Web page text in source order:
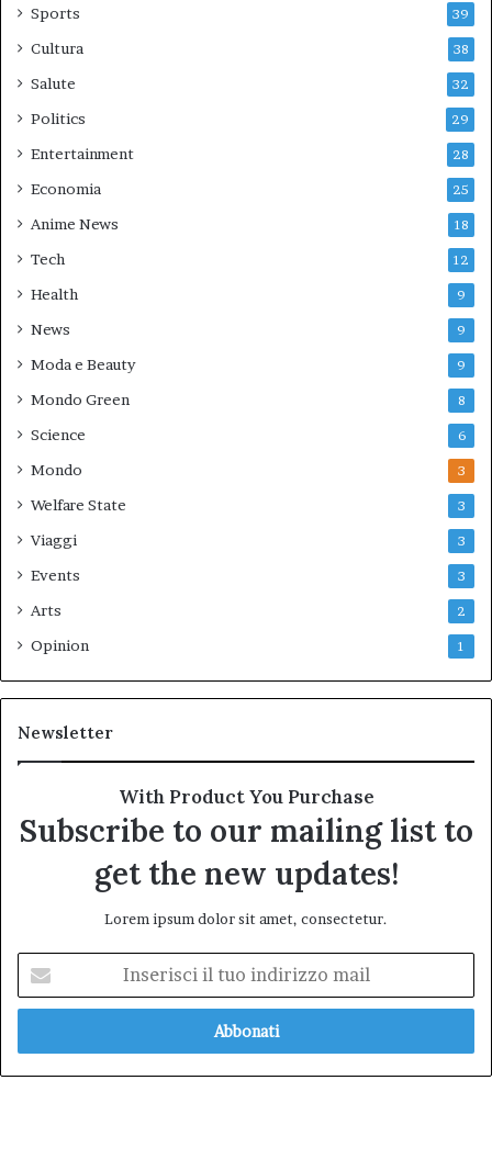
Sports 39
Cultura 38
Salute 32
Politics 29
Entertainment 28
Economia 25
Anime News 18
Tech 12
Health 9
News 9
Moda e Beauty 9
Mondo Green 8
Science 6
Mondo 3
Welfare State 3
Viaggi 3
Events 3
Arts 2
Opinion 1
Newsletter
With Product You Purchase
Subscribe to our mailing list to
get the new updates!
Lorem ipsum dolor sit amet, consectetur.
tuo
mail